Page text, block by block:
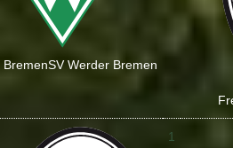
BremenSV Werder Bremen
1